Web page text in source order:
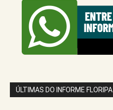
ÚLTIMAS DO INFORME FLORIPA